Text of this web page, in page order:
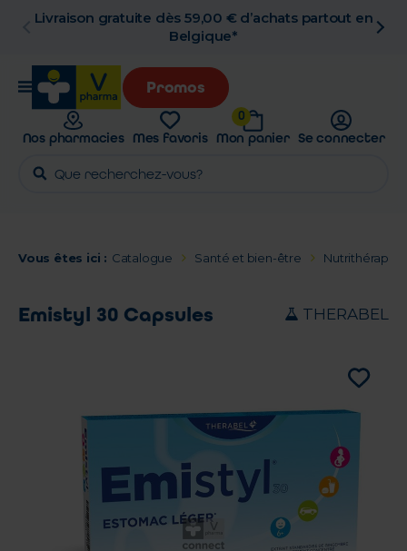
partout en
Retrait en pharmacie gratuit
Promos
Nos pharmacies Mes favoris
0
Mon panier Se connecter
Vous êtes ici : Catalogue Santé et bien-être Nutrithérapie
Emistyl 30 Capsules THERABEL